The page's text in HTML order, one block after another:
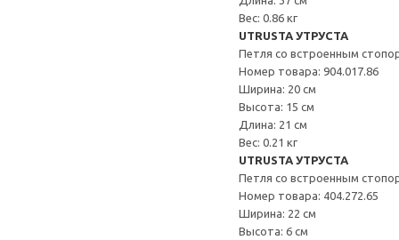
Вес: 0.86 кг
UTRUSTA УТРУСТА
Петля со встроенным
Номер товара: 904.017.86
Ширина: 20 см
Высота: 15 см
Длина: 21 см
Вес: 0.21 кг
UTRUSTA УТРУСТА
Петля со встроенным
Номер товара: 404.272.65
Ширина: 22 см
Высота: 6 см